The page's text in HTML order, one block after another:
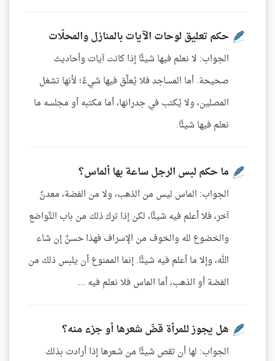
حكم تعليق لوحات الآيات بالمنازل والمحلّات
الجواب: لا نعلم فيها شيئًا إذا كانت آيات وأحاديث
صحيحة. أما المساجد فلا يُعلَّق فيها شيءٌ؛ لأنها تشغل
المصلين، ولا يُكتب في جدرانها، أما مكتبه أو مجلسه ما
نعلم فيها شيئًا.
ما حكم لبس الرجل ساعة بها ألماس؟
الجواب: الماس ليس من الذهب، ولا من الفضة، معدنٌ
آخر، فلا أعلم فيه شيئًا، لكن إذا ترك ذلك من باب التَّواضع
والخضوع لله والخوف من الإسراف فهذا حسنٌ إن شاء
الله، وإلا ما أعلم فيه شيئًا. إنما الممنوع أن يلبس ذلك من
الفضة أو الذهب، أما الماس فلا نعلم فيه ...
هل يجوز للمرأة قصَّ شعرها أو جزء منه؟
الجواب: لها أن تقص شيئًا من شعرها إذا أرادت بذلك